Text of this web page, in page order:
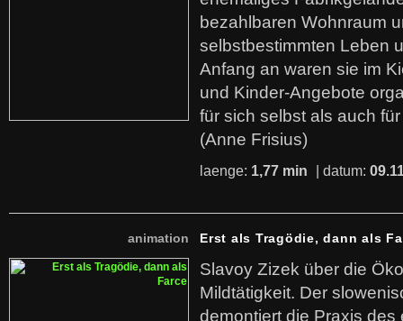
bezahlbaren Wohnraum
selbstbestimmten Leben
Anfang an waren sie im
und Kinder-Angebote
für sich selbst als auch
(Anne Frisius)
laenge: 1,77 min | datum:
animation Erst als Tragödie, dann als
Slavoy Zizek über die
Mildtätigkeit. Der
demontiert die Praxis des